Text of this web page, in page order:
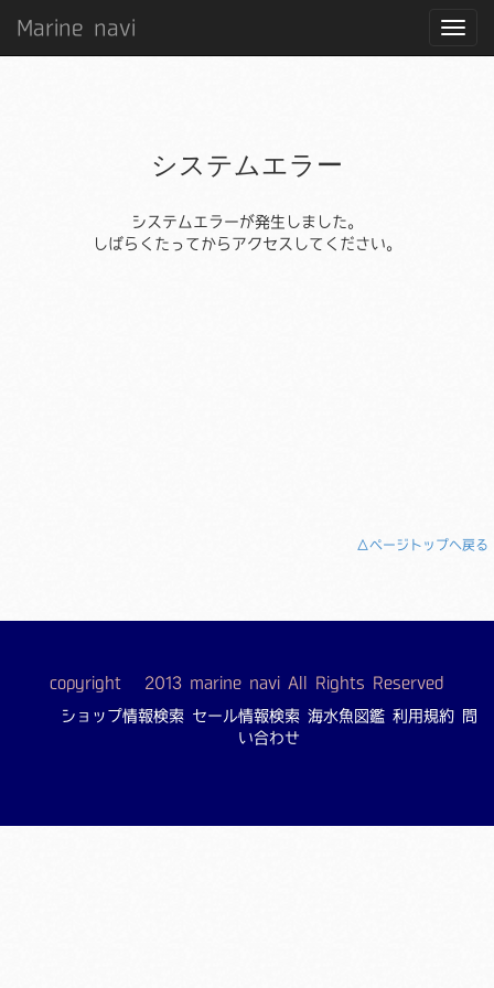
Marine navi
システムエラー
システムエラーが発生しました。
しばらくたってからアクセスしてください。
△ページトップへ戻る
copyright © 2013 marine navi All Rights Reserved
ショップ情報検索 セール情報検索 海水魚図鑑 利用規約
問
い合わせ